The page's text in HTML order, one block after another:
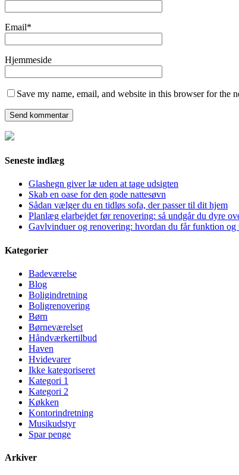
Email*
Hjemmeside
Save my name, email, and website in this browser for the
Seneste indlæg
Glashegn giver læ uden at tage udsigten
Skab en oase for den gode nattesøvn
Sådan vælger du en tidløs sofa, der passer til dit hjem
Planlæg elarbejdet før renovering: så undgår du dyre
Gavlvinduer og renovering: hvordan du får funktion og
Kategorier
Badeværelse
Blog
Boligindretning
Boligrenovering
Børn
Børneværelset
Håndværkertilbud
Haven
Hvidevarer
Ikke kategoriseret
Kategori 1
Kategori 2
Køkken
Kontorindretning
Musikudstyr
Spar penge
Arkiver